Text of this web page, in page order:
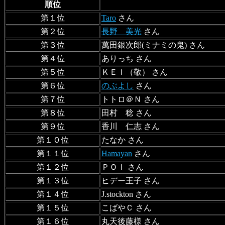
順位
第１位
Taro さん
第２位
長野 美光 さん
第３位
萬田銀次郎(ミナミの鬼) さん
第４位
ありっち さん
第５位
ＫＥＩ（敬） さん
第６位
のぶよし さん
第７位
トトロ＠Ｎ さん
第８位
田村 稔 さん
第９位
香川 仁志 さん
第１０位
たなか さん
第１１位
Hamayan さん
第１２位
ＰＯＩ さん
第１３位
ヒデー王子 さん
第１４位
J.stockton さん
第１５位
こばやＣ さん
第１６位
丸天後藤様 さん